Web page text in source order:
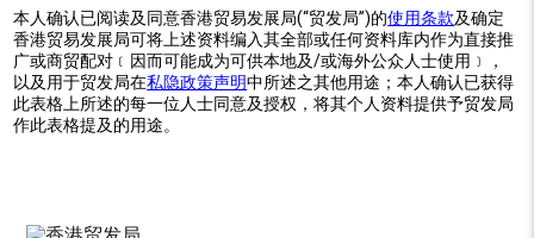
本人确认已阅读及同意香港贸易发展局(“贸发局”)的使用条款及确定
香港贸易发展局可将上述资料编入其全部或任何资料库内作为直接推
广或商贸配对﹝因而可能成为可供本地及/或海外公众人士使用﹞，
以及用于贸发局在私隐政策声明中所述之其他用途；本人确认已获得
此表格上所述的每一位人士同意及授权，将其个人资料提供予贸发局
作此表格提及的用途。